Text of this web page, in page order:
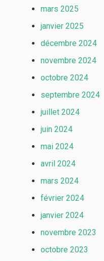
mars 2025
janvier 2025
décembre 2024
novembre 2024
octobre 2024
septembre 2024
juillet 2024
juin 2024
mai 2024
avril 2024
mars 2024
février 2024
janvier 2024
novembre 2023
octobre 2023